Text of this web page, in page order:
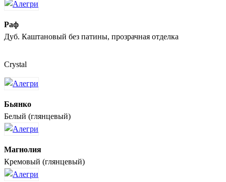
Раф
Дуб. Каштановый без патины, прозрачная отделка
Crystal
Бьянко
Белый (глянцевый)
Магнолия
Кремовый (глянцевый)